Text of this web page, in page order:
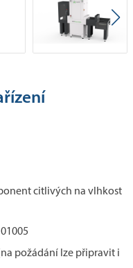
citlivých na vlhkost
požádání lze připravit i